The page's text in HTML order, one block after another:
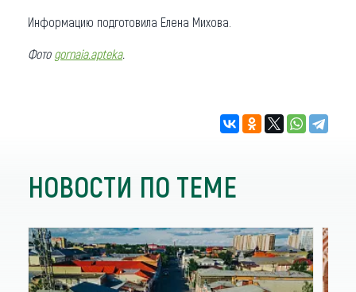
Информацию подготовила Елена Михова.
Фото gornaia.apteka.
НОВОСТИ ПО ТЕМЕ